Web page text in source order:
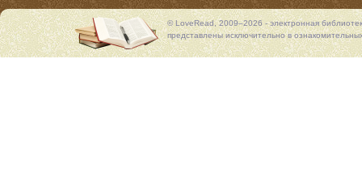
© LoveRead, 2009–2026 - электронная
представлены исключительно в